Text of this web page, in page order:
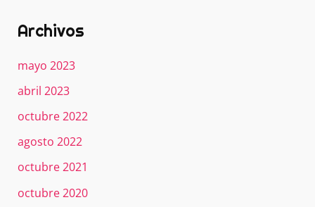
Archivos
mayo 2023
abril 2023
octubre 2022
agosto 2022
octubre 2021
octubre 2020